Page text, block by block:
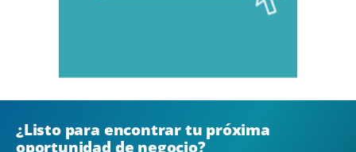
¿Listo para encontrar tu próxima
oportunidad de negocio?